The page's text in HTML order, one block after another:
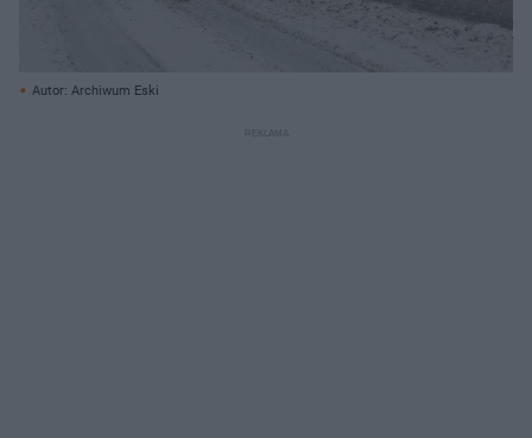
Autor: Archiwum Eski